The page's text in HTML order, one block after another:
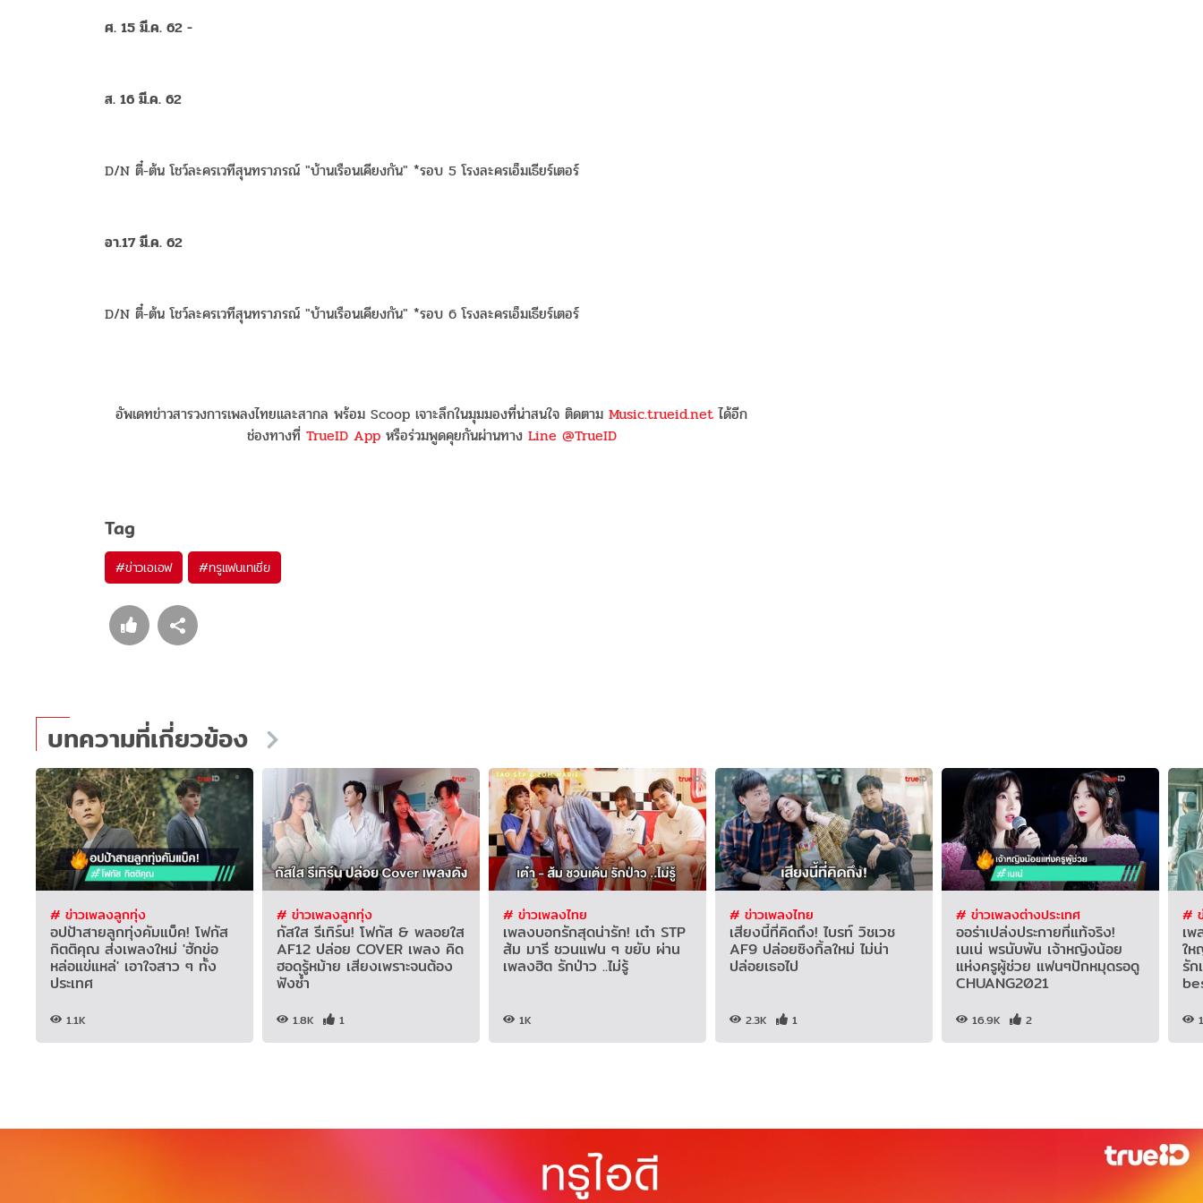
ศ. 15 มี.ค. 62 -
ส. 16 มี.ค. 62
D/N ตี๋-ต้น โชว์ละครเวทีสุนทราภรณ์ "บ้านเรือนเคียงกัน" *รอบ 5 โรงละครเอ็มเธียร์เตอร์
อา.17 มี.ค. 62
D/N ตี๋-ต้น โชว์ละครเวทีสุนทราภรณ์ "บ้านเรือนเคียงกัน" *รอบ 6 โรงละครเอ็มเธียร์เตอร์
อัพเดทข่าวสารวงการเพลงไทยและสากล พร้อม Scoop เจาะลึกในมุมมองที่น่าสนใจ ติดตาม Music.trueid.net ได้อีก
ช่องทางที่ TrueID Appหรือร่วมพูดคุยกันผ่านทาง Line @TrueID
Tag
#ข่าวเอเอฟ #ทรูแฟนเทเชีย
บทความที่เกี่ยวข้อง
# ข่าวเพลงลูกทุ่ง
อปป้าสายลูกทุ่งคัมแบ็ค! โฟกัส
กิตติคุณ ส่งเพลงใหม่ 'ฮักข่อ
หล่อแข่แหล่' เอาใจสาว ๆ ทั้ง
ประเทศ
1.1K
# ข่าวเพลงลูกทุ่ง
กัสใส รีเทิร์น! โฟกัส & พลอยใส
AF12 ปล่อย COVER เพลง คิด
ฮอดรู้หม้าย เสียงเพราะจนต้อง
ฟังซ้ำ
1.8K 1
# ข่าวเพลงไทย
เพลงบอกรักสุดน่ารัก! เต๋า STP
ส้ม มารี ชวนแฟน ๆ ขยับ ผ่าน
เพลงฮิต รักป่าว ..ไม่รู้
1K
# ข่าวเพลงไทย
เสียงนี้ที่คิดถึง! ไบรท์ วิชเวช
AF9 ปล่อยซิงกิ้ลใหม่ ไม่น่า
ปล่อยเธอไป
2.3K 1
# ข่าวเพลงต่างประเทศ
ออร่าเปล่งประกายที่แท้จริง!
เนเน่ พรนับพัน เจ้าหญิงน้อย
แห่งครูผู้ช่วย แฟนๆปักหมุดรอดู
CHUANG2021
16.9K 2
#
เ
ใ
รั